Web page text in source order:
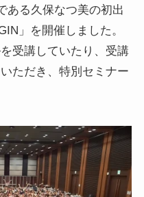
ある久保なつ美の初出
」を開催しました。
受講していたり、受講
ただき、特別セミナー